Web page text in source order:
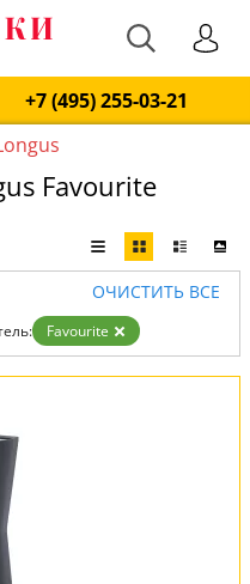
+7 (495) 255-03-21
Favourite
ОЧИСТИТЬ ВСЕ
Favourite